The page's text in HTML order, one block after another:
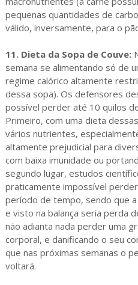
pequenas quantidades de
válido, inversamente, para o
11. Dieta da Sopa de Couve:
semana se alimentando só de
regime calórico altamente
dessa sopa). Os defensores
possível perder até 10 quilos
Primeiro, com uma dieta
vários nutrientes,
altamente prejudicial para
com baixa imunidade ou
segundo lugar, estudos
praticamente impossível
período de tempo, sendo que
e visto na balança seria perda
não adianta nada perder uma
corporal, e danificando o seu
que nas próximas semanas o
voltará.